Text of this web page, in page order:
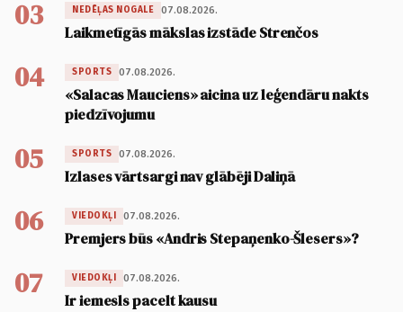
03 NEDĒĻAS NOGALE 07.08.2026.
Laikmetīgās mākslas izstāde Strenčos
04 SPORTS 07.08.2026.
«Salacas Mauciens» aicina uz leģendāru nakts
piedzīvojumu
05 SPORTS 07.08.2026.
Izlases vārtsargi nav glābēji Daliņā
06 VIEDOKĻI 07.08.2026.
Premjers būs «Andris Stepaņenko-Šlesers»?
07 VIEDOKĻI 07.08.2026.
Ir iemesls pacelt kausu